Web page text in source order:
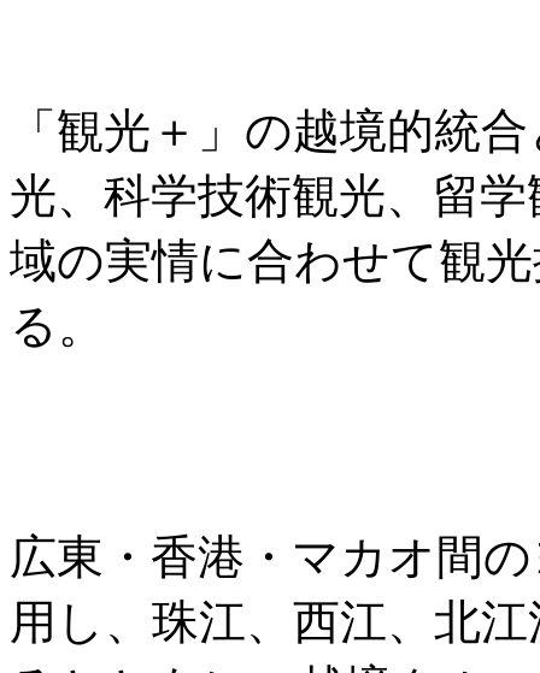
「観光＋」の越境的統
光、科学技術観光、留
域の実情に合わせて観
る。
広東・香港・マカオ間
用し、珠江、西江、北